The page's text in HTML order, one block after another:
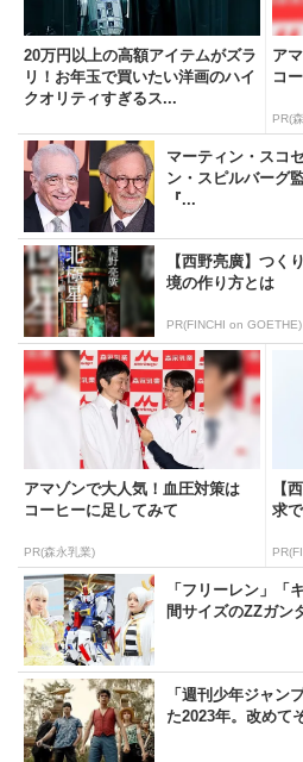
20万円以上の高額アイテムがズラ
リ！お年玉で買いたい洋画のハイ
クオリティすぎるス...
ア
コ
PR(
マーティン・スコ
ン・スピルバーグ
『...
【西野亮廣】つく
境の作り方とは
PR(FINCHI on GOETHE)
アマゾンで大人気！血圧対策は
コーヒーに足してみて
PR(森永乳業)
【
求
「フリーレン」「
間サイズのZZガン
「週刊少年ジャン
た2023年。改めて